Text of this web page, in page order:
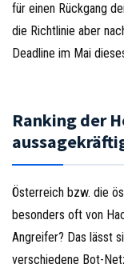
für einen Rückgang
die Richtlinie aber
Deadline im Mai
Ranking der
Österreich bzw. die
besonders oft von
Angreifer? Das lässt
verschiedene Bot-